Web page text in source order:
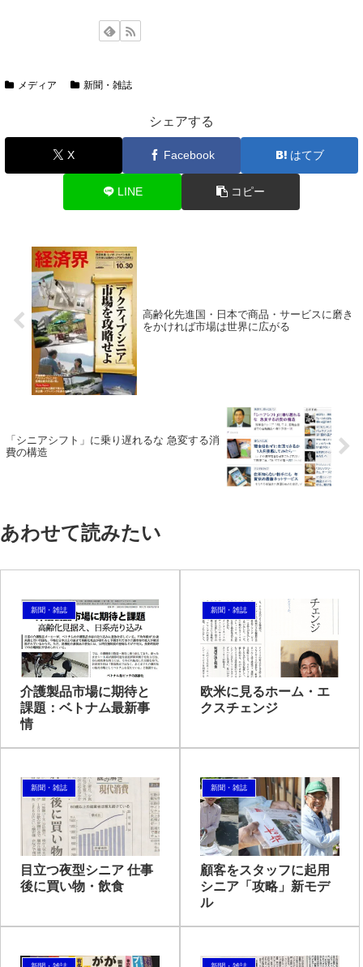
メディア 新聞・雑誌
シェアする
X Facebook はてブ
LINE コピー
高齢化先進国・日本で商品・サービスに磨き
をかければ市場は世界に広がる
「シニアシフト」に乗り遅れるな 急変する消
費の構造
あわせて読みたい
新聞・雑誌
介護製品市場に期待と
課題：ベトナム最新事
情
新聞・雑誌
欧米に見るホーム・エ
クスチェンジ
新聞・雑誌
目立つ夜型シニア 仕事
後に買い物・飲食
新聞・雑誌
顧客をスタッフに起用
シニア「攻略」新モデ
ル